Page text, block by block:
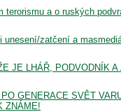
terorismu a o ruských
zatčení a
JE LHÁŘ, PODVODNÍK A
GENERACE SVĚT
ZNÁME!